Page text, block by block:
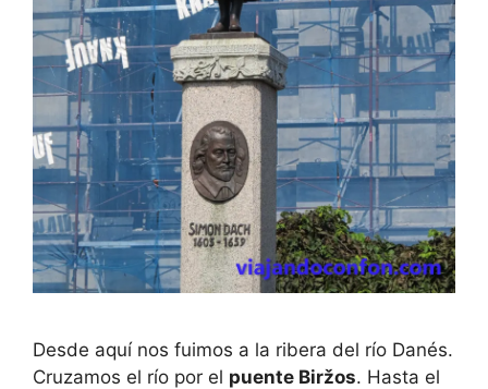
Desde aquí nos fuimos a la ribera del río Danés.
Cruzamos el río por el puente Biržos. Hasta el